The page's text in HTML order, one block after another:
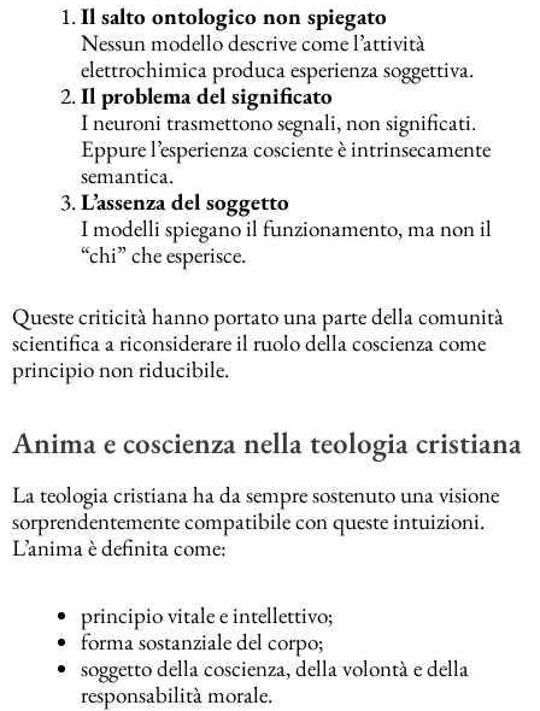
Il salto ontologico non spiegato
Nessun modello descrive come l’attività
elettrochimica produca esperienza soggettiva.
Il problema del significato
I neuroni trasmettono segnali, non significati.
Eppure l’esperienza cosciente è intrinsecamente
semantica.
L’assenza del soggetto
I modelli spiegano il funzionamento, ma non il
“chi” che esperisce.
Queste criticità hanno portato una parte della comunità
scientifica a riconsiderare il ruolo della coscienza come
principio non riducibile.
Anima e coscienza nella teologia cristiana
La teologia cristiana ha da sempre sostenuto una visione
sorprendentemente compatibile con queste intuizioni.
L’anima è definita come:
principio vitale e intellettivo;
forma sostanziale del corpo;
soggetto della coscienza, della volontà e della
responsabilità morale.